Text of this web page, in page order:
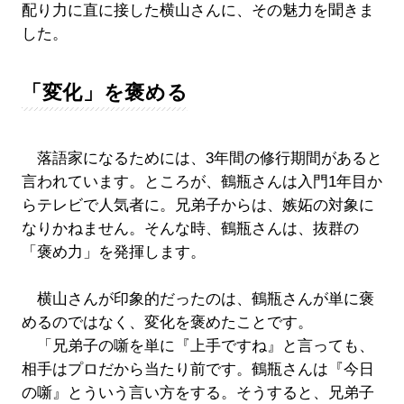
配り力に直に接した横山さんに、その魅力を聞きま
した。
「変化」を褒める
落語家になるためには、3年間の修行期間があると
言われています。ところが、鶴瓶さんは入門1年目か
らテレビで人気者に。兄弟子からは、嫉妬の対象に
なりかねません。そんな時、鶴瓶さんは、抜群の
「褒め力」を発揮します。
横山さんが印象的だったのは、鶴瓶さんが単に褒
めるのではなく、変化を褒めたことです。
「兄弟子の噺を単に『上手ですね』と言っても、
相手はプロだから当たり前です。鶴瓶さんは『今日
の噺』とういう言い方をする。そうすると、兄弟子